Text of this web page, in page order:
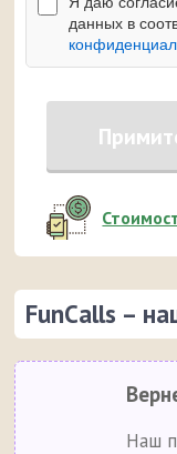
данных в
FunCalls –
Наш